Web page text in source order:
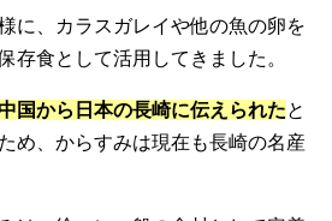
に、カラスガレイや他の魚の卵を
存食として活用してきました。
国から日本の長崎に伝えられたと
め、からすみは現在も長崎の名産